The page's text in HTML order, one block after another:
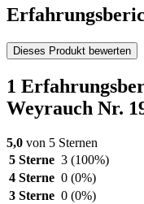
Dieses Produkt bewerten
1
Weyrauch Nr.
5,0 von 5 Sternen
5 Sterne 3 (100%)
4 Sterne 0 (0%)
3 Sterne 0 (0%)